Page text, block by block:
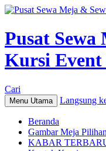
Pusat Sewa
Kursi
Cari
Menu Utama Langsung
Beranda
Gambar Meja
KABAR